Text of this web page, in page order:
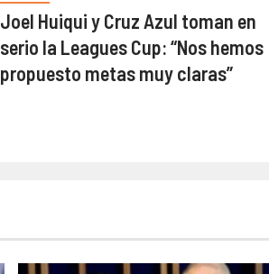
Joel Huiqui y Cruz Azul toman en
serio la Leagues Cup: “Nos hemos
propuesto metas muy claras”